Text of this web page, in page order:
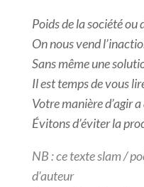
Poids de la société ou
On nous vend
Sans même une
Il est temps de vous
Votre manière d’agir
Évitons d’éviter la
NB : ce texte slam /
d’auteur